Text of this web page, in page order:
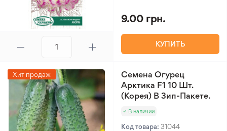
9.00 грн.
КУПИТЬ
Хит продаж
Семена Огурец
Арктика F1 10 Шт.
(Корея) В Зип-Пакете.
В наличии
Код товара: 31044